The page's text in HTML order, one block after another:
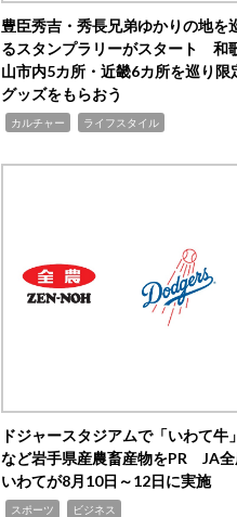
豊臣秀吉・秀長兄弟ゆかりの地を
るスタンプラリーがスタート 和
山市内5カ所・近畿6カ所を巡り限
グッズをもらおう
カルチャー ライフスタイル
ドジャースタジアムで「いわて牛」
など岩手県産農畜産物をPR JA
いわてが8月10日～12日に実施
スポーツ ビジネス